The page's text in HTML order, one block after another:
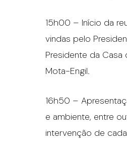
15h00 – Início da
vindas pelo
Presidente da
Mota-Engil.
16h50 –
e ambiente, entre
intervenção de